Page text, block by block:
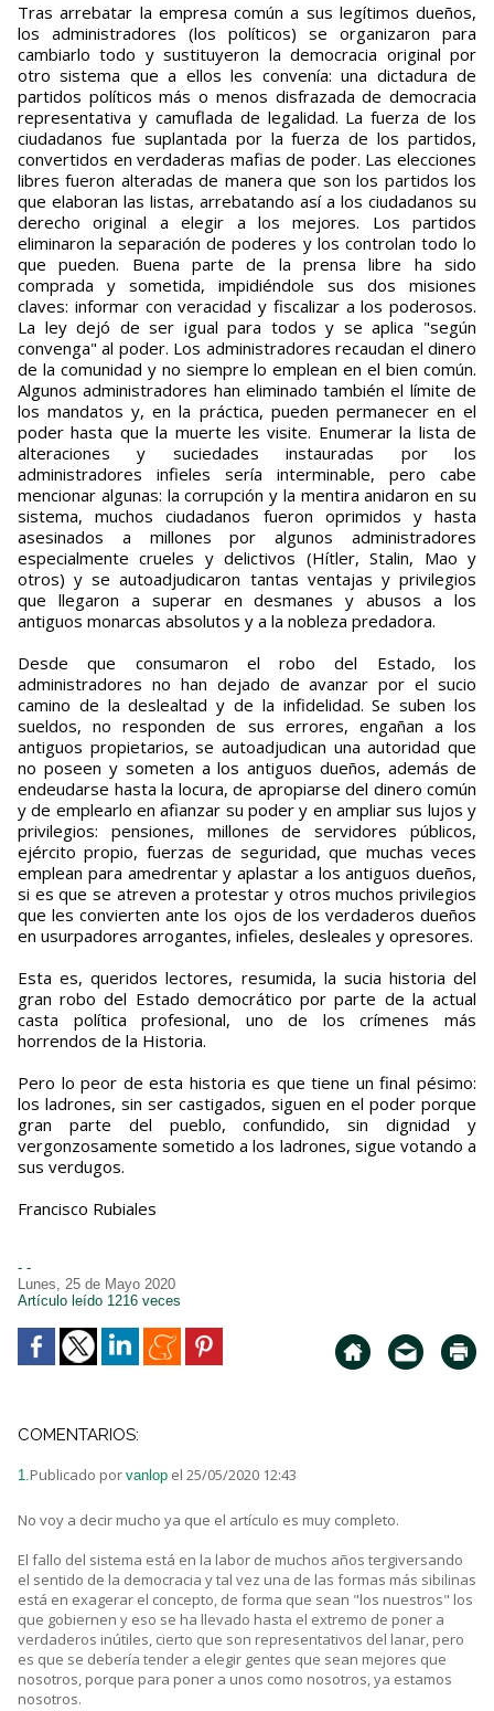
Tras arrebatar la empresa común a sus legítimos dueños,
los administradores (los políticos) se organizaron para
cambiarlo todo y sustituyeron la democracia original por
otro sistema que a ellos les convenía: una dictadura de
partidos políticos más o menos disfrazada de democracia
representativa y camuflada de legalidad. La fuerza de los
ciudadanos fue suplantada por la fuerza de los partidos,
convertidos en verdaderas mafias de poder. Las elecciones
libres fueron alteradas de manera que son los partidos los
que elaboran las listas, arrebatando así a los ciudadanos su
derecho original a elegir a los mejores. Los partidos
eliminaron la separación de poderes y los controlan todo lo
que pueden. Buena parte de la prensa libre ha sido
comprada y sometida, impidiéndole sus dos misiones
claves: informar con veracidad y fiscalizar a los poderosos.
La ley dejó de ser igual para todos y se aplica "según
convenga" al poder. Los administradores recaudan el dinero
de la comunidad y no siempre lo emplean en el bien común.
Algunos administradores han eliminado también el límite de
los mandatos y, en la práctica, pueden permanecer en el
poder hasta que la muerte les visite. Enumerar la lista de
alteraciones y suciedades instauradas por los
administradores infieles sería interminable, pero cabe
mencionar algunas: la corrupción y la mentira anidaron en su
sistema, muchos ciudadanos fueron oprimidos y hasta
asesinados a millones por algunos administradores
especialmente crueles y delictivos (Hítler, Stalin, Mao y
otros) y se autoadjudicaron tantas ventajas y privilegios
que llegaron a superar en desmanes y abusos a los
antiguos monarcas absolutos y a la nobleza predadora.
Desde que consumaron el robo del Estado, los
administradores no han dejado de avanzar por el sucio
camino de la deslealtad y de la infidelidad. Se suben los
sueldos, no responden de sus errores, engañan a los
antiguos propietarios, se autoadjudican una autoridad que
no poseen y someten a los antiguos dueños, además de
endeudarse hasta la locura, de apropiarse del dinero común
y de emplearlo en afianzar su poder y en ampliar sus lujos y
privilegios: pensiones, millones de servidores públicos,
ejército propio, fuerzas de seguridad, que muchas veces
emplean para amedrentar y aplastar a los antiguos dueños,
si es que se atreven a protestar y otros muchos privilegios
que les convierten ante los ojos de los verdaderos dueños
en usurpadores arrogantes, infieles, desleales y opresores.
Esta es, queridos lectores, resumida, la sucia historia del
gran robo del Estado democrático por parte de la actual
casta política profesional, uno de los crímenes más
horrendos de la Historia.
Pero lo peor de esta historia es que tiene un final pésimo:
los ladrones, sin ser castigados, siguen en el poder porque
gran parte del pueblo, confundido, sin dignidad y
vergonzosamente sometido a los ladrones, sigue votando a
sus verdugos.
Francisco Rubiales
- -
Lunes, 25 de Mayo 2020
Artículo leído 1216 veces
COMENTARIOS:
1.Publicado por vanlop el 25/05/2020 12:43
No voy a decir mucho ya que el artículo es muy completo.
El fallo del sistema está en la labor de muchos años tergiversando
el sentido de la democracia y tal vez una de las formas más sibilinas
está en exagerar el concepto, de forma que sean "los nuestros" los
que gobiernen y eso se ha llevado hasta el extremo de poner a
verdaderos inútiles, cierto que son representativos del lanar, pero
es que se debería tender a elegir gentes que sean mejores que
nosotros, porque para poner a unos como nosotros, ya estamos
nosotros.